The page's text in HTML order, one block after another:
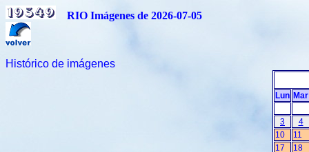
RIO Imágenes de 2026-07-05
Histórico de imágenes
Lun Mar
3
4
10
11
17
18